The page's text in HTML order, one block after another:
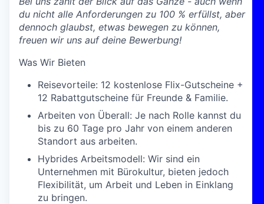
du nicht alle Anforderungen zu 100 % erfüllst, aber
dennoch glaubst, etwas bewegen zu können,
freuen wir uns auf deine Bewerbung!
Was Wir Bieten
Reisevorteile: 12 kostenlose Flix-Gutscheine +
12 Rabattgutscheine für Freunde & Familie.
Arbeiten von Überall: Je nach Rolle kannst du
bis zu 60 Tage pro Jahr von einem anderen
Standort aus arbeiten.
Hybrides Arbeitsmodell: Wir sind ein
Unternehmen mit Bürokultur, bieten jedoch
Flexibilität, um Arbeit und Leben in Einklang
zu bringen.